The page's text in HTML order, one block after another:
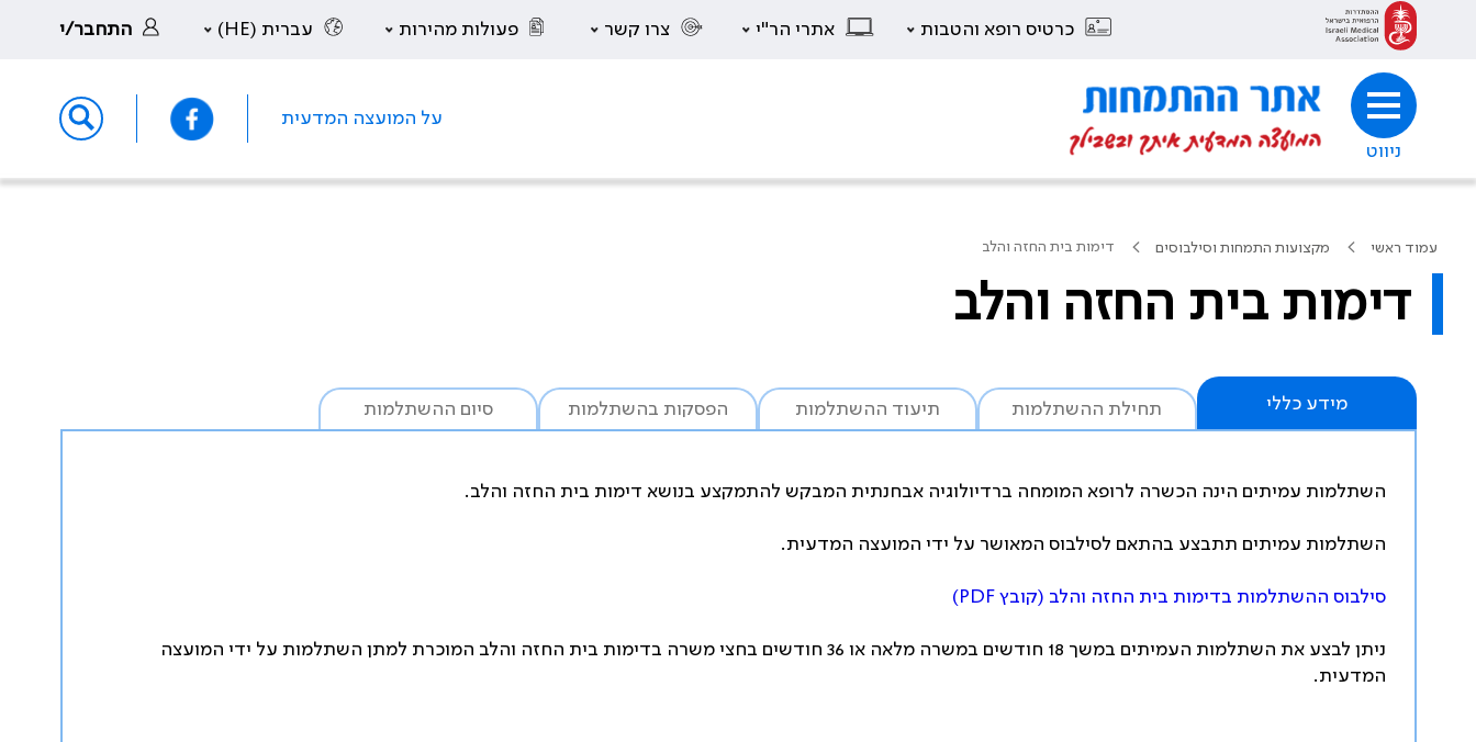
כרטיס רופא והטבות אתרי הר"י צרו קשר פעולות מהירות עברית (HE) התחבר/י
ניווט
על המועצה המדעית
עמוד ראשי מקצועות התמחות וסילבוסים דימות בית החזה והלב
דימות בית החזה והלב
מידע כללי תחילת ההשתלמות תיעוד ההשתלמות הפסקות בהשתלמות סיום ההשתלמות
השתלמות עמיתים הינה הכשרה לרופא המומחה ברדיולוגיה אבחנתית המבקש להתמקצע בנושא דימות בית החזה והלב.
השתלמות עמיתים תתבצע בהתאם לסילבוס המאושר על ידי המועצה המדעית.
סילבוס ההשתלמות בדימות בית החזה והלב (קובץPDF
)
ניתן לבצע את השתלמות העמיתים במשך 18 חודשים במשרה מלאה או 36 חודשים בחצי משרה בדימות בית החזה והלב המוכרת למתן השתלמות על ידי המועצה
המדעית.